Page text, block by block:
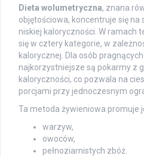
Dieta wolumetryczna, znana
objętościowa, koncentruje się
niskiej kaloryczności. W ramach
się w cztery kategorie, w
kalorycznej. Dla osób
najkorzystniejsze są pokarmy z
kaloryczności, co pozwala na
porcjami przy jednoczesnym
Ta metoda żywieniowa promuje
warzyw,
owoców,
pełnoziarnistych zbóż.